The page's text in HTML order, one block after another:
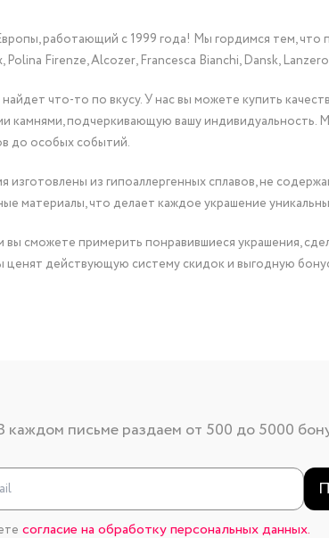
работающий с 1999 года! Мы гордимся тем, что
Firenze, Alcozer, Francesca Bianchi, Dansk,
что-то по вкусу. У нас вы можете купить
камнями, подчеркивающую вашу
до особых событий.
из гипоаллергенных сплавов, не
материалы, что делает каждое украшение
сможете примерить понравившиеся украшения,
действующую систему скидок и выгодную
письме раздаем от 500 до 5000
согласие на обработку персональных данных.